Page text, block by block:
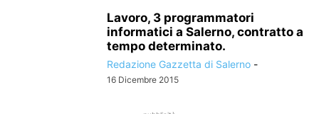
Lavoro, 3 programmatori
informatici a Salerno, contratto a
tempo determinato.
Redazione Gazzetta di Salerno -
16 Dicembre 2015